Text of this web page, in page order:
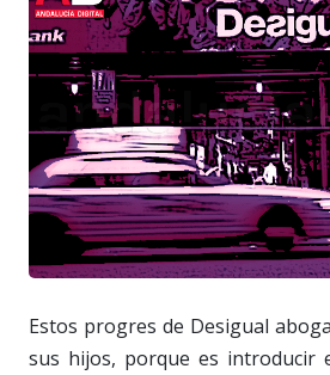
Estos progres de Desigual
sus hijos, porque es introducir